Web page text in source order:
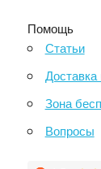
Помощь
Статьи
Доставка
Зона
Вопросы